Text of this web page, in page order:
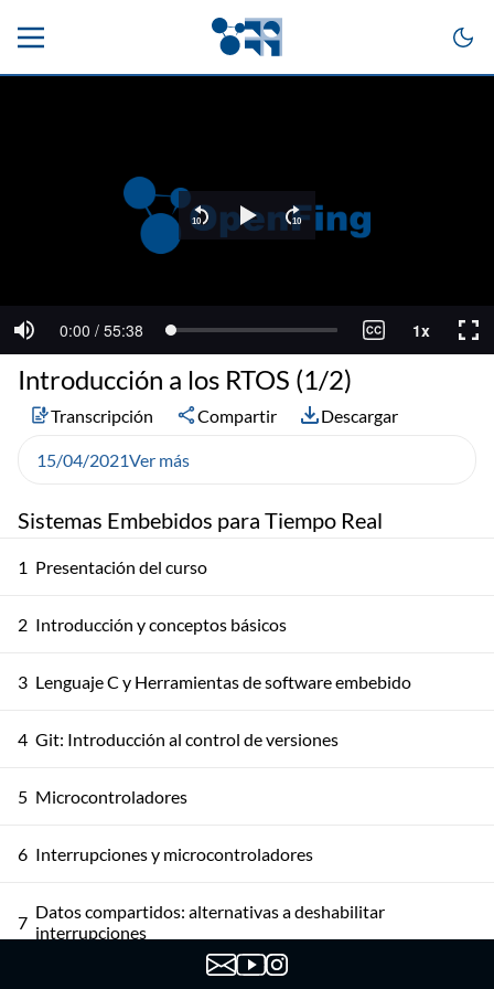
Sistemas Embebidos para Tiempo Real
1 Presentación del curso
2 Introducción y conceptos básicos
3 Lenguaje C y Herramientas de software embebido
4 Git: Introducción al control de versiones
5 Microcontroladores
6 Interrupciones y microcontroladores
7 Datos compartidos: alternativas a deshabilitar
interrupciones
Introducción a los RTOS (1/2)
Transcripción Compartir Descargar
15/04/2021Ver más